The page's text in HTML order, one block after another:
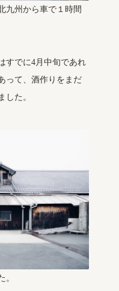
九州から車で１時間
すでに4月中旬であれ
って、酒作りをまだ
した。
。